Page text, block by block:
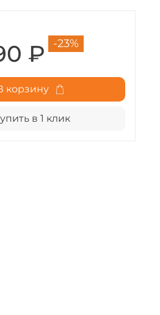
₽ -23%
корзину
в 1 клик